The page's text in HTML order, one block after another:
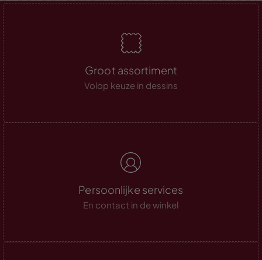
Groot assortiment
Volop keuze in dessins
Persoonlijke services
En contact in de winkel